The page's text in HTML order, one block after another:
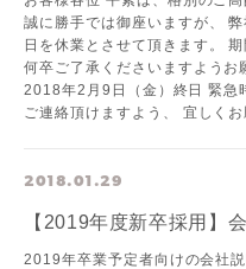
誠に勝手では御座いますが、
日を休業とさせて頂きます。
何卒ご了承くださいますようお
2018年2月9日（金）終日 緊急
ご連絡頂けますよう、 宜しく
2018.01.29
【2019年度新卒採用】
2019年卒業予定者向けの会社